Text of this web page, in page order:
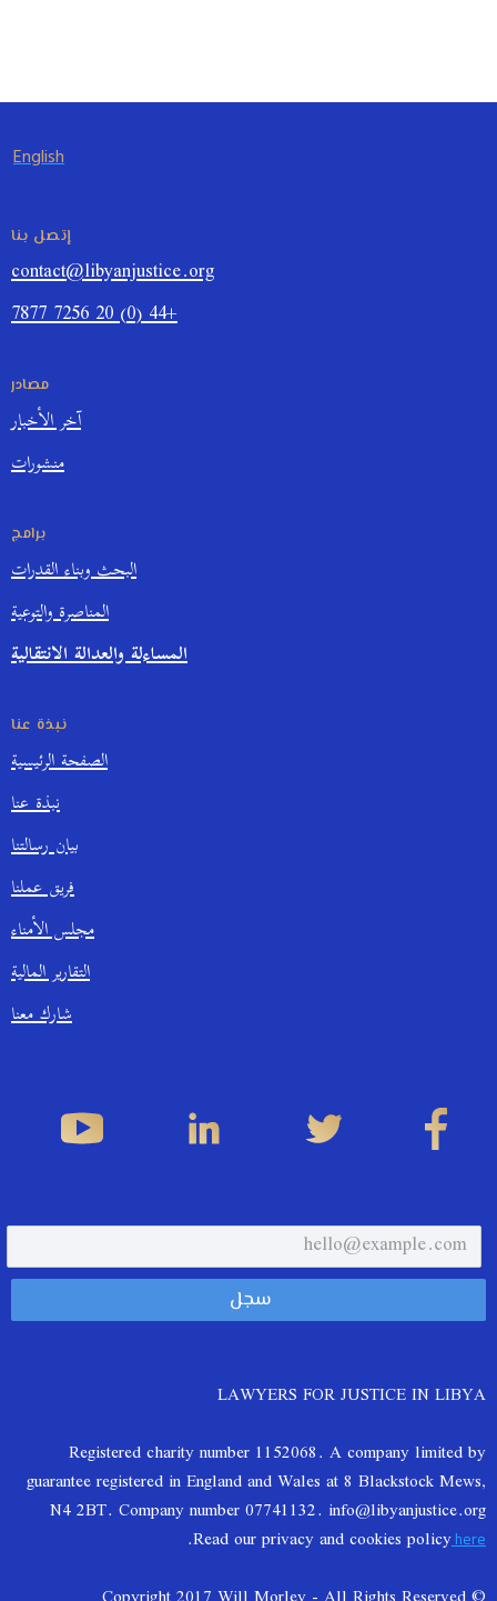
English
إتصل بنا
contact@libyanjustice.org
+44 (0) 20 7256 7877
مصادر
آخر الأخبار
منشورات
برامج
البحث وبناء القدرات
المناصرة والتوعية
المساءلة والعدالة الانتقالية
نبذة عنا
الصفحة الرئيسية
نبذة عنا
بيان رسالتنا
فريق عملنا
مجلس الأمناء
التقارير المالية
شارك معنا
LAWYERS FOR JUSTICE IN LIBYA
Registered charity number 1152068. A company limited by
guarantee registered in England and Wales at 8 Blackstock Mews,
N4 2BT. Company number 07741132. info@libyanjustice.org
Read our privacy and cookies policyhere
.